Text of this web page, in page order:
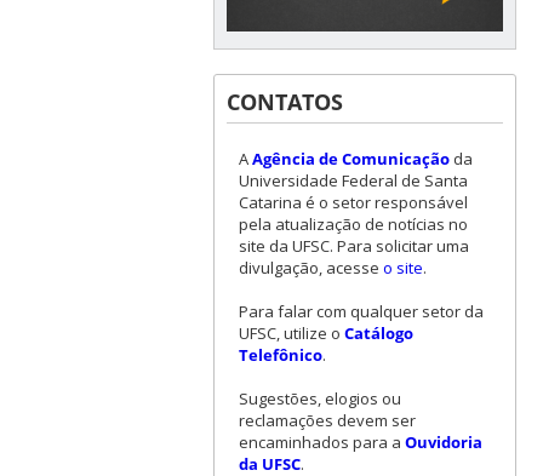
CONTATOS
AAgência de Comunicaçãoda
Universidade Federal de Santa
Catarina é o setor responsável
pela atualização de notícias no
site da UFSC. Para solicitar uma
divulgação, acesse o site.
Para falar com qualquer setor da
UFSC, utilize o Catálogo
Telefônico.
Sugestões, elogios ou
reclamações devem ser
encaminhados para a Ouvidoria
da UFSC.